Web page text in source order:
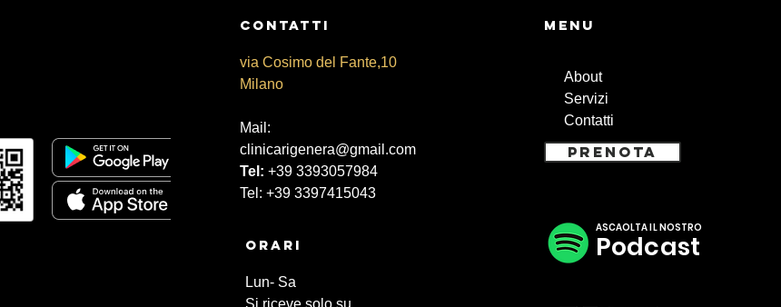
CONtATTI
via Cosimo del Fante,10
Milano
Mail:
clinicarigenera@gmail.com
Tel: +39 3393057984
Tel: +39 3397415043
Orari
Lun- Sa
Si riceve solo su
Menu
About
Servizi
Contatti
PRENOTA
Podcast
ASCAOLTA IL NOSTRO